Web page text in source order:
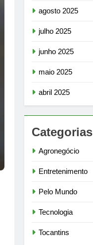
agosto 2025
julho 2025
junho 2025
maio 2025
abril 2025
Categorias
Agronegócio
Entretenimento
Pelo Mundo
Tecnologia
Tocantins